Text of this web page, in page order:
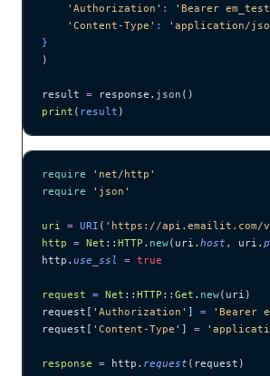
    '
Authorization ' : ' Bearer
    '
Content-Type ' : ' application/
}
)
result = response. json ()
print ( result )
require ' net/http '
require ' json '
uri = URI ( ' https://api.emailit.com/
http = Net :: HTTP . new(uri. host , uri.
http. use_ssl = true
request = Net :: HTTP :: Get . new(uri)
request[ ' Authorization ' ] = ' Bearer
request[ ' Content-Type ' ] = '
response = http. request (request)